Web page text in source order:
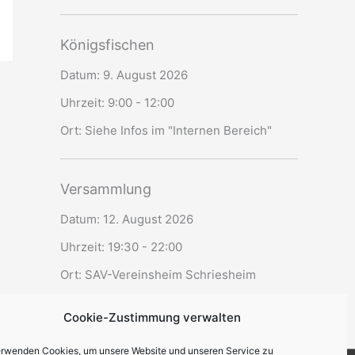
Cookie-Zustimmung verwalten
Cookies, um unsere Website und unseren Service zu
Königsfischen
Datum: 9. August 2026
Uhrzeit: 9:00 - 12:00
Ort: Siehe Infos im "Internen Bereich"
Versammlung
Datum: 12. August 2026
Uhrzeit: 19:30 - 22:00
Ort: SAV-Vereinsheim Schriesheim